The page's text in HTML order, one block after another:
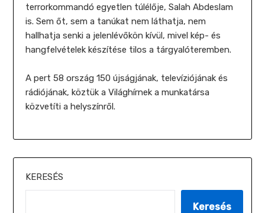
terrorkommandó egyetlen túlélője, Salah Abdeslam
is. Sem őt, sem a tanúkat nem láthatja, nem
hallhatja senki a jelenlévőkön kívül, mivel kép- és
hangfelvételek készítése tilos a tárgyalóteremben.
A pert 58 ország 150 újságjának, televíziójának és
rádiójának, köztük a Világhírnek a munkatársa
közvetíti a helyszínről.
KERESÉS
Keresés